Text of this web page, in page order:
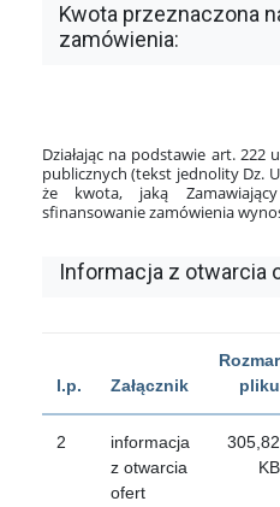
Kwota przeznaczona
zamówienia:
Działając na podstawie art.
publicznych (tekst jednolity Dz.
że kwota, jaką
sfinansowanie zamówienia
Informacja z otwarcia
l.p. Załącznik
Rozmar
pliku
2
informacja
z otwarcia
ofert
305,82
KB